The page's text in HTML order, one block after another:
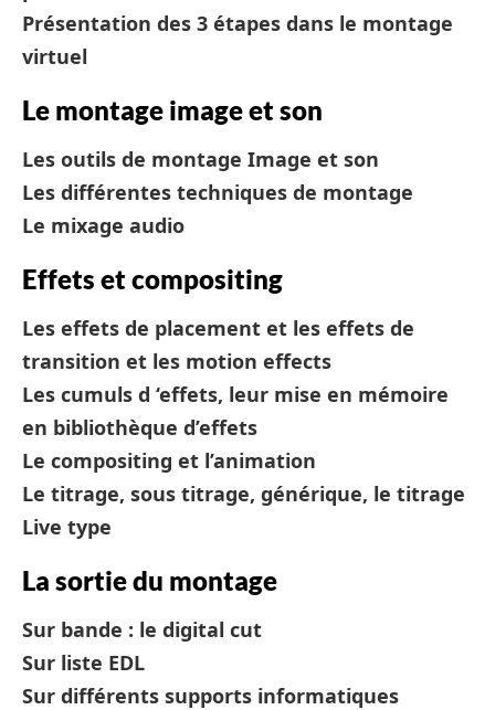
Présentation des 3 étapes dans le montage
virtuel
Le montage image et son
Les outils de montage Image et son
Les différentes techniques de montage
Le mixage audio
Effets et compositing
Les effets de placement et les effets de
transition et les motion effects
Les cumuls d ‘effets, leur mise en mémoire
en bibliothèque d’effets
Le compositing et l’animation
Le titrage, sous titrage, générique, le titrage
Live type
La sortie du montage
Sur bande : le digital cut
Sur liste EDL
Sur différents supports informatiques